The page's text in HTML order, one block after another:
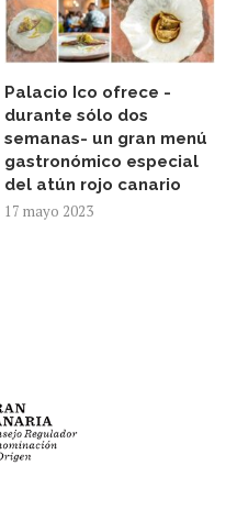
Palacio Ico ofrece -
durante sólo dos
semanas- un gran menú
gastronómico especial
del atún rojo canario
17 mayo 2023